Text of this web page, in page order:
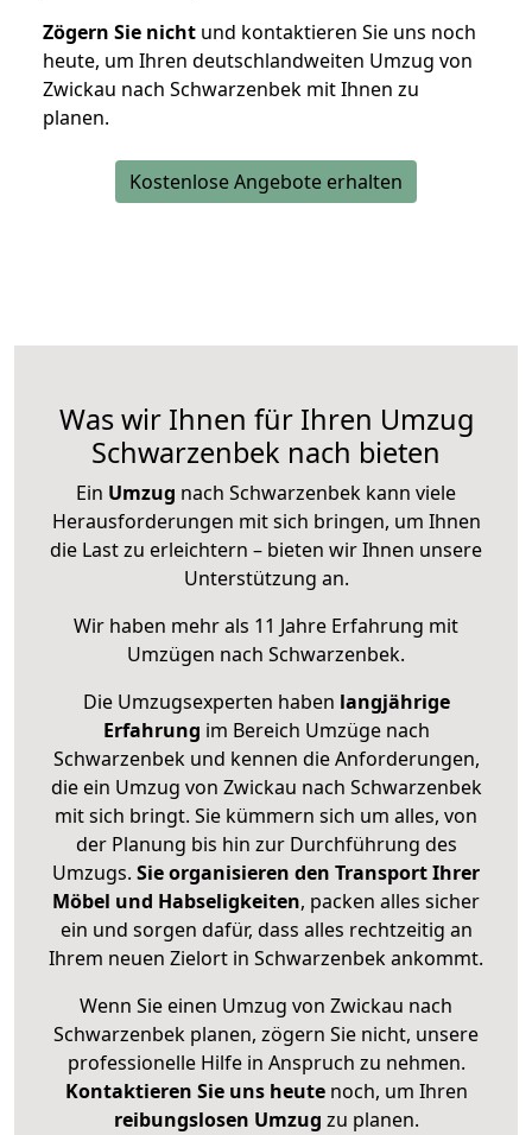
Zögern Sie nicht und kontaktieren Sie uns noch
heute, um Ihren deutschlandweiten Umzug von
Zwickau nach Schwarzenbek mit Ihnen zu
planen.
Kostenlose Angebote erhalten
Was wir Ihnen für Ihren Umzug
Schwarzenbek nach bieten
Ein Umzug nach Schwarzenbek kann viele
Herausforderungen mit sich bringen, um Ihnen
die Last zu erleichtern – bieten wir Ihnen unsere
Unterstützung an.
Wir haben mehr als 11 Jahre Erfahrung mit
Umzügen nach Schwarzenbek.
Die Umzugsexperten haben langjährige
Erfahrung im Bereich Umzüge nach
Schwarzenbek und kennen die Anforderungen,
die ein Umzug von Zwickau nach Schwarzenbek
mit sich bringt. Sie kümmern sich um alles, von
der Planung bis hin zur Durchführung des
Umzugs. Sie organisieren den Transport Ihrer
Möbel und Habseligkeiten, packen alles sicher
ein und sorgen dafür, dass alles rechtzeitig an
Ihrem neuen Zielort in Schwarzenbek ankommt.
Wenn Sie einen Umzug von Zwickau nach
Schwarzenbek planen, zögern Sie nicht, unsere
professionelle Hilfe in Anspruch zu nehmen.
Kontaktieren Sie uns heutenoch, um Ihren
reibungslosen Umzug zu planen.